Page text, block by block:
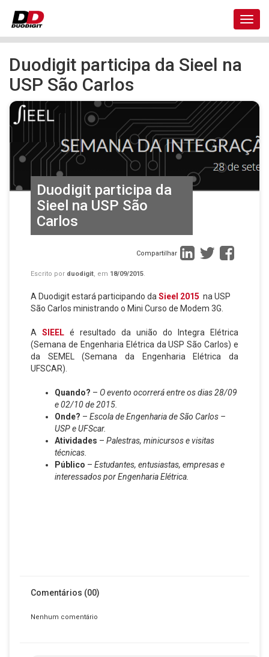
Duodigit participa da Sieel na
USP São Carlos
Duodigit participa da
Sieel na USP São
Carlos
Compartilhar
Escrito por duodigit, em 18/09/2015.
A Duodigit estará participando da Sieel 2015 na USP
São Carlos ministrando o Mini Curso de Modem 3G.
A SIEEL é resultado da união do Integra Elétrica
(Semana de Engenharia Elétrica da USP São Carlos) e
da SEMEL (Semana da Engenharia Elétrica da
UFSCAR).
Quando? – O evento ocorrerá entre os dias 28/09
e 02/10 de 2015.
Onde? – Escola de Engenharia de São Carlos –
USP e UFScar.
Atividades – Palestras, minicursos e visitas
técnicas.
Público – Estudantes, entusiastas, empresas e
interessados por Engenharia Elétrica.
Comentários (00)
Nenhum comentário